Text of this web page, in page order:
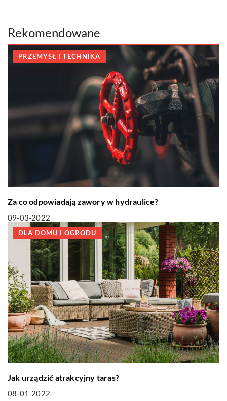
Rekomendowane
PRZEMYSŁ I TECHNIKA
Za co odpowiadają zawory w hydraulice?
09-03-2022
DLA DOMU I OGRODU
Jak urządzić atrakcyjny taras?
08-01-2022